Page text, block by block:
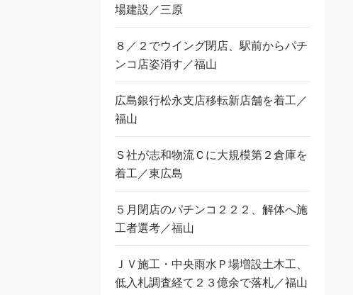
場建設／三原
８／２でウイング閉店、駅前からパチ
ンコ店姿消す／福山
広島銀行松永支店移転新店舗を着工／
福山
Ｓ社が志和物流Ｃに大規模第２倉庫を
着工／東広島
５月閉店のパチンコ２２２、解体へ施
工者選考／福山
ＪＶ施工・中央雨水Ｐ場増設土木工、
低入札調査経て２３億余で落札／福山